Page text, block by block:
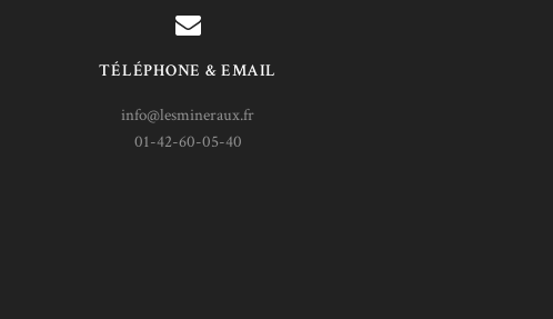
TÉLÉPHONE & EMAIL
info@lesmineraux.fr
01-42-60-05-40